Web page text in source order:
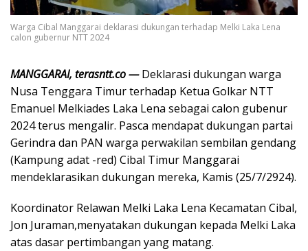
Warga Cibal Manggarai deklarasi dukungan terhadap Melki Laka Lena
calon gubernur NTT 2024
MANGGARAI, terasntt.co —Deklarasi dukungan warga
Nusa Tenggara Timur terhadap Ketua Golkar NTT
Emanuel Melkiades Laka Lena sebagai calon gubenur
2024 terus mengalir. Pasca mendapat dukungan partai
Gerindra dan PAN warga perwakilan sembilan gendang
(Kampung adat -red) Cibal Timur Manggarai
mendeklarasikan dukungan mereka, Kamis (25/7/2924).
Koordinator Relawan Melki Laka Lena Kecamatan Cibal,
Jon Juraman,menyatakan dukungan kepada Melki Laka
atas dasar pertimbangan yang matang.